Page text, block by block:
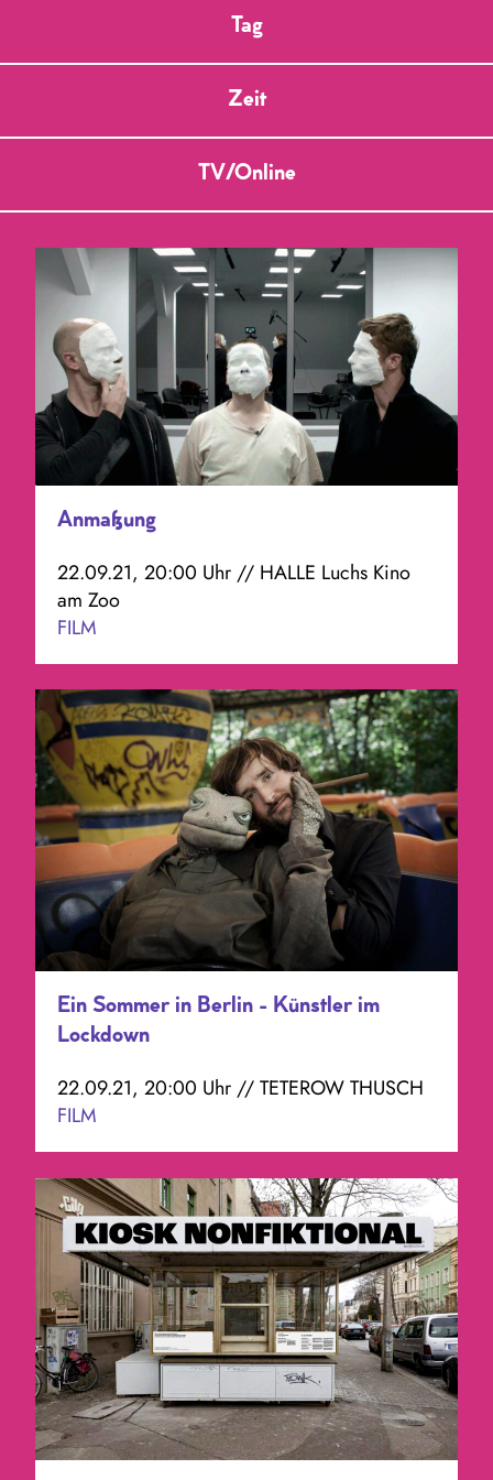
Tag
Zeit
TV/Online
Anmaßung
22.09.21, 20:00 Uhr // HALLE Luchs Kino
am Zoo
FILM
Ein Sommer in Berlin - Künstler im
Lockdown
22.09.21, 20:00 Uhr // TETEROW THUSCH
FILM